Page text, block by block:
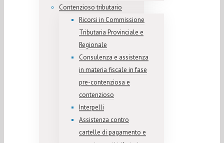
Contenzioso tributario
Ricorsi in Commissione
Tributaria Provinciale e
Regionale
Consulenza e assistenza
in materia fiscale in fase
pre-contenziosa e
contenzioso
Interpelli
Assistenza contro
cartelle di pagamento e